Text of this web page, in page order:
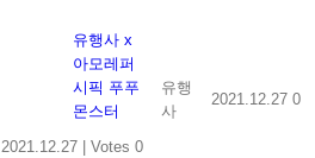
유행사 x
아모레퍼
시픽 푸푸
몬스터
2021.12.27
Votes 0
유행
사
2021.12.27 0